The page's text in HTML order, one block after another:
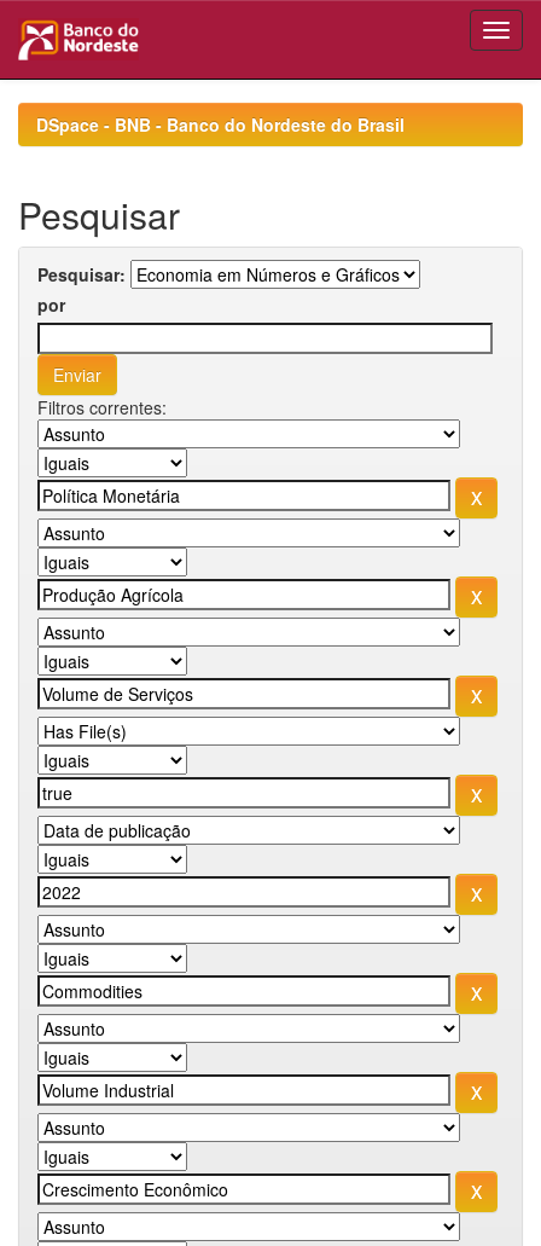
navigationDSpace - BNB - Banco do Nordeste do Brasil
Pesquisar
Pesquisar:
por
Filtros correntes: